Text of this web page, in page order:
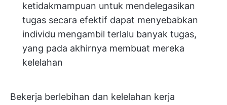
ketidakmampuan untuk mendelegasikan
tugas secara efektif dapat menyebabkan
individu mengambil terlalu banyak tugas,
yang pada akhirnya membuat mereka
kelelahan
Bekerja berlebihan dan kelelahan kerja